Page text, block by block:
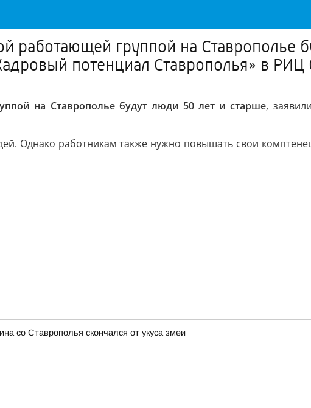
работающей группой на Ставрополье
потенциал Ставрополья» в РИЦ
на Ставрополье будут люди 50 лет и старше,
Однако работникам также нужно повышать свои
со Ставрополья скончался от укуса змеи